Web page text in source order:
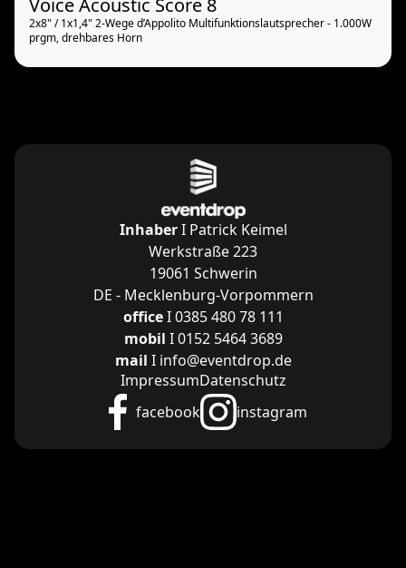
Voice Acoustic Score 8
2x8" / 1x1,4" 2-Wege d’Appolito Multifunktionslautsprecher - 1.000W
prgm, drehbares Horn
InhaberI Patrick Keimel
Werkstraße 223
19061 Schwerin
DE - Mecklenburg-Vorpommern
officeI 0385 480 78 111
mobil I 0152 5464 3689
mail I info@eventdrop.de
ImpressumDatenschutz
facebook
instagram